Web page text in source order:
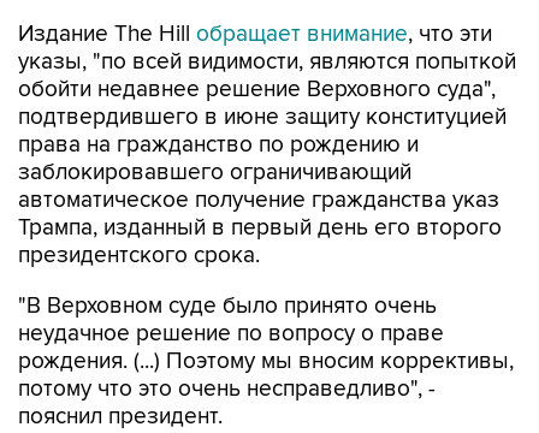
Издание The Hill обращает внимание, что эти
указы, "по всей видимости, являются попыткой
обойти недавнее решение Верховного суда",
подтвердившего в июне защиту конституцией
права на гражданство по рождению и
заблокировавшего ограничивающий
автоматическое получение гражданства указ
Трампа, изданный в первый день его второго
президентского срока.
"В Верховном суде было принято очень
неудачное решение по вопросу о праве
рождения. (...) Поэтому мы вносим коррективы,
потому что это очень несправедливо", -
пояснил президент.